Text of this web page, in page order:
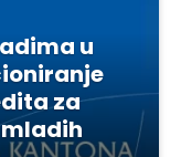
u
za